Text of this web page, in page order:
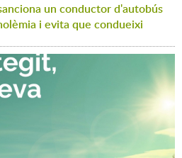
un conductor d'autobús
i evita que condueixi